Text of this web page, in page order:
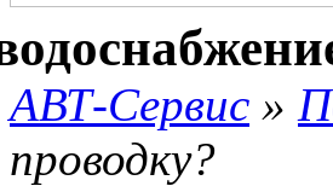
АВТ-Сервис »
проводку?